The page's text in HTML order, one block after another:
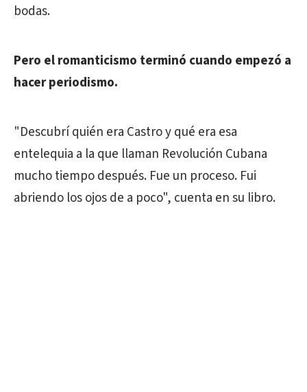
bodas.
Pero el romanticismo terminó cuando empezó a
hacer periodismo.
"Descubrí quién era Castro y qué era esa
entelequia a la que llaman Revolución Cubana
mucho tiempo después. Fue un proceso. Fui
abriendo los ojos de a poco", cuenta en su libro.